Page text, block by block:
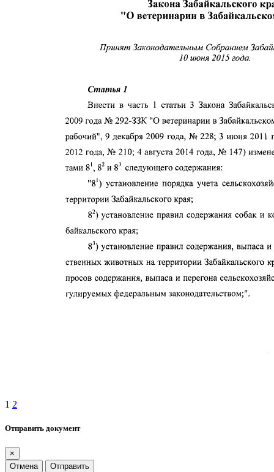
1 2
Отправить документ
×
Отмена
Отправить